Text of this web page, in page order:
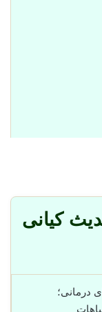
کیانی
درمانی؛